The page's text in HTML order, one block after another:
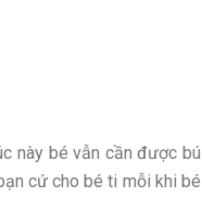
này bé vẫn cần được bú
cứ cho bé ti mỗi khi bé